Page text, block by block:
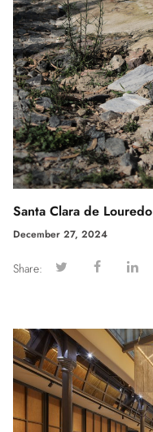
Santa Clara de Louredo
December 27, 2024
Share: